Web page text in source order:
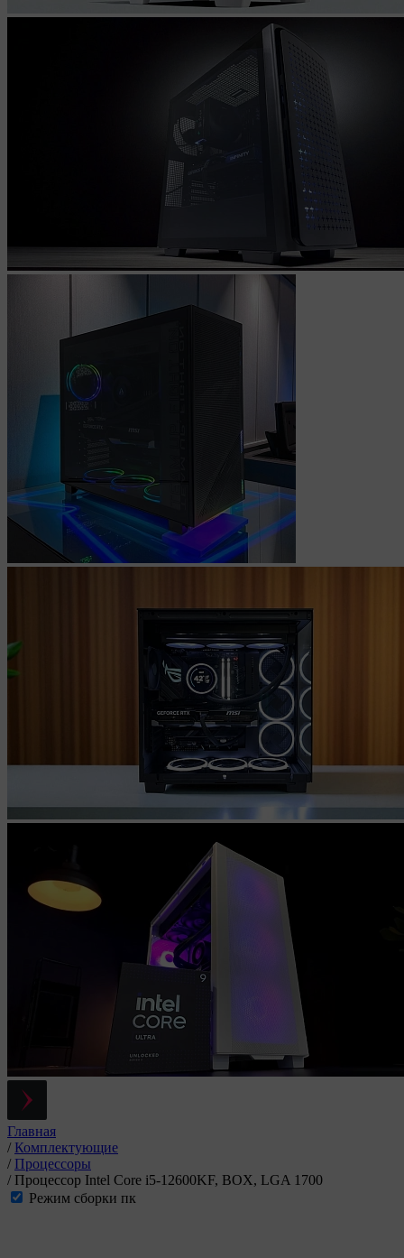
Главная
/ Комплектующие
/ Процессоры
/ Процессор Intel Core i5-12600KF, BOX, LGA 1700
Режим сборки пк